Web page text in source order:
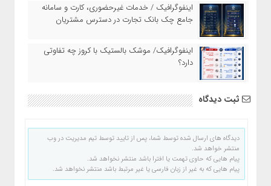
اینفوگرافیک / خدمات غیرحضوری، کارت و سامانه
جامع چک بانک تجارت در دسترس مشتریان
اینفوگرافیک/ موشک بالستیک با کروز چه تفاوتی
دارد؟
ثبت دیدگاه
دیدگاه های ارسال شده توسط شما، پس از تایید توسط تیم مدیریت در وب
منتشر خواهد شد.
پیام هایی که حاوی تهمت یا افترا باشد منتشر نخواهد شد.
پیام هایی که به غیر از زبان فارسی یا غیر مرتبط باشد منتشر نخواهد شد.